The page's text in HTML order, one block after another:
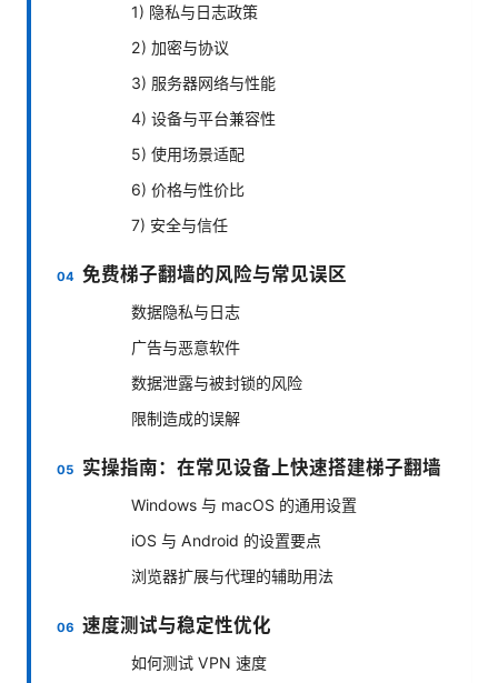
1) 隐私与日志政策
2) 加密与协议
3) 服务器网络与性能
4) 设备与平台兼容性
5) 使用场景适配
6) 价格与性价比
7) 安全与信任
免费梯子翻墙的风险与常见误区
数据隐私与日志
广告与恶意软件
数据泄露与被封锁的风险
限制造成的误解
实操指南：在常见设备上快速搭建梯子翻墙
Windows 与 macOS 的通用设置
iOS 与 Android 的设置要点
浏览器扩展与代理的辅助用法
速度测试与稳定性优化
如何测试 VPN 速度